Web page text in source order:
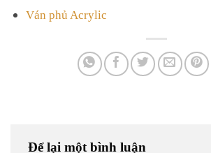
Ván phủ Acrylic
Để lại một bình luận